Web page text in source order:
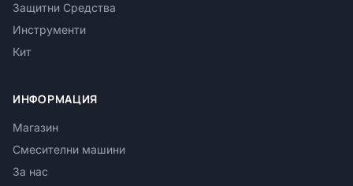
Защитни Средства
Инструменти
Кит
ИНФОРМАЦИЯ
Магазин
Смесителни машини
За нас